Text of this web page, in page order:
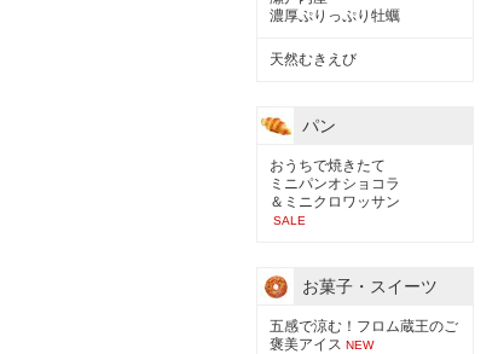
濃厚ぷりっぷり牡蠣
天然むきえび
パン
おうちで焼きたて
ミニパンオショコラ
＆ミニクロワッサン
SALE
お菓子・スイーツ
五感で涼む！フロム蔵王のご
褒美アイス NEW